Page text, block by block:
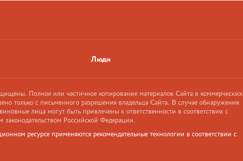
Люди
Полное или частичное копирование материалов Сайта в коммерческих
только с письменного разрешения владельца Сайта. В случае обнаружения
лица могут быть привлечены к ответственности в соответствии с
законодательством Российской Федерации.
ресурсе применяются рекомендательные технологии в соответствии с